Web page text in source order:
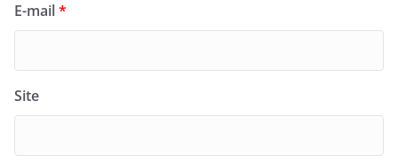
E-mail*
Site